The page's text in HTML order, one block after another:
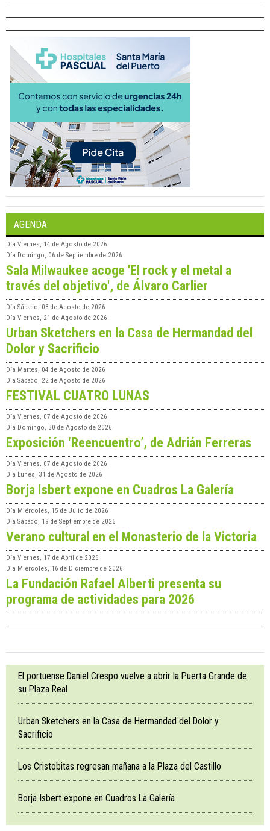
AGENDA
Día Viernes, 14 de Agosto de 2026
Día Domingo, 06 de Septiembre de 2026
Sala Milwaukee acoge 'El rock y el metal a
través del objetivo', de Álvaro Carlier
Día Sábado, 08 de Agosto de 2026
Día Viernes, 21 de Agosto de 2026
Urban Sketchers en la Casa de Hermandad del
Dolor y Sacrificio
Día Martes, 04 de Agosto de 2026
Día Sábado, 22 de Agosto de 2026
FESTIVAL CUATRO LUNAS
Día Viernes, 07 de Agosto de 2026
Día Domingo, 30 de Agosto de 2026
Exposición ‘Reencuentro’, de Adrián Ferreras
Día Viernes, 07 de Agosto de 2026
Día Lunes, 31 de Agosto de 2026
Borja Isbert expone en Cuadros La Galería
Día Miércoles, 15 de Julio de 2026
Día Sábado, 19 de Septiembre de 2026
Verano cultural en el Monasterio de la Victoria
Día Viernes, 17 de Abril de 2026
Día Miércoles, 16 de Diciembre de 2026
La Fundación Rafael Alberti presenta su
programa de actividades para 2026
El portuense Daniel Crespo vuelve a abrir la Puerta Grande de
su Plaza Real
Urban Sketchers en la Casa de Hermandad del Dolor y
Sacrificio
Los Cristobitas regresan mañana a la Plaza del Castillo
Borja Isbert expone en Cuadros La Galería